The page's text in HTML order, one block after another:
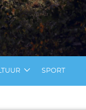
SPORT